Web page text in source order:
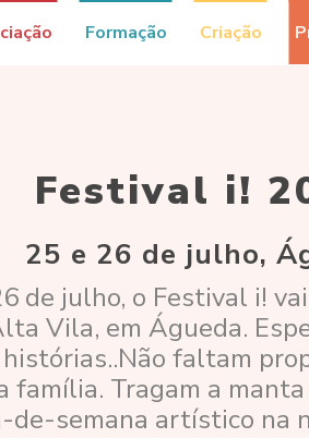
Formação Criação
Festival i!
25 e 26 de julho,
de julho, o Festival i!
Vila, em Águeda.
faltam
família. Tragam a
de-semana artístico na